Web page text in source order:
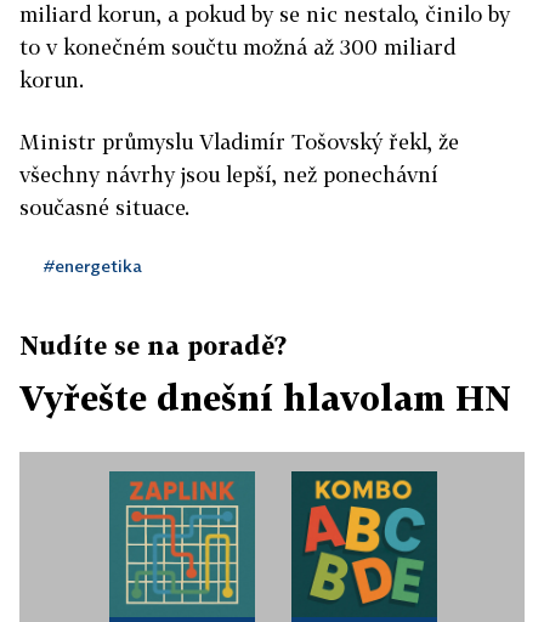
miliard korun, a pokud by se nic nestalo, činilo by
to v konečném součtu možná až 300 miliard
korun.
Ministr průmyslu Vladimír Tošovský řekl, že
všechny návrhy jsou lepší, než ponechávní
současné situace.
#energetika
Nudíte se na poradě?
Vyřešte dnešní hlavolam HN